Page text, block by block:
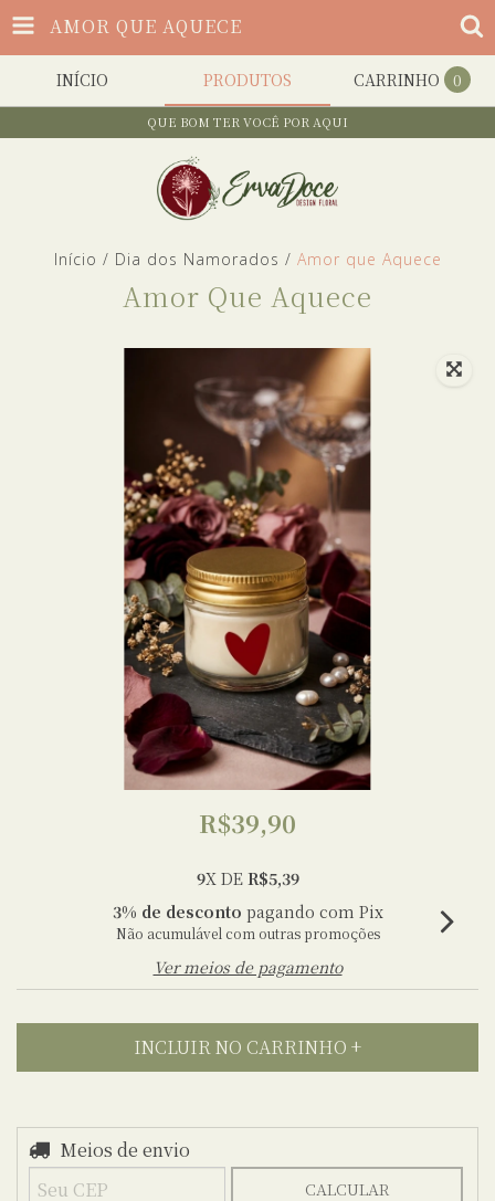
AMOR QUE AQUECE
INÍCIO PRODUTOS CARRINHO 0
QUE BOM TER VOCÊ POR AQUI
Início / Dia dos Namorados / Amor que Aquece
Amor Que Aquece
R$39,90
9X DE R$5,39
3% de desconto pagando com Pix
Não acumulável com outras promoções
Ver meios de pagamento
Entregas para o CEP:
Meios de envio
CALCULAR